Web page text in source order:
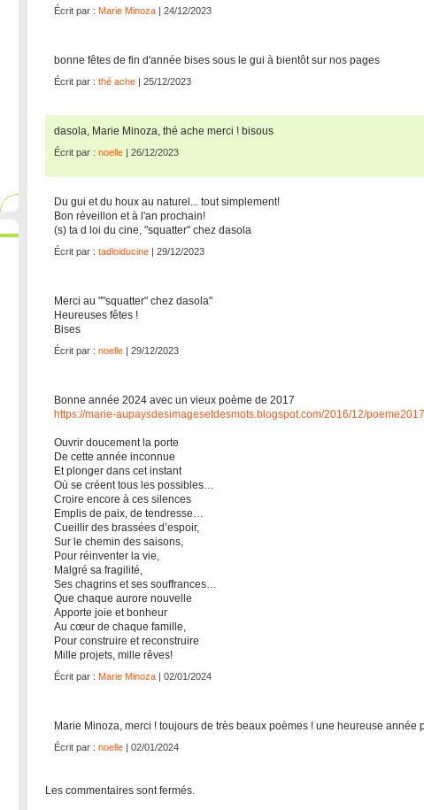
Écrit par : Marie Minoza| 24/12/2023
bonne fêtes de fin d'année bises sous le gui à bientôt sur nos pages
Écrit par : thé ache| 25/12/2023
dasola, Marie Minoza, thé ache merci ! bisous
Écrit par : noelle| 26/12/2023
Du gui et du houx au naturel... tout simplement!
Bon réveillon et à l'an prochain!
(s) ta d loi du cine, "squatter" chez dasola
Écrit par : tadloiducine| 29/12/2023
Merci au ""squatter" chez dasola"
Heureuses fêtes !
Bises
Écrit par : noelle| 29/12/2023
Bonne année 2024 avec un vieux poème de 2017
https://marie-aupaysdesimagesetdesmots.blogspot.com/2016/12/
Ouvrir doucement la porte
De cette année inconnue
Et plonger dans cet instant
Où se créent tous les possibles…
Croire encore à ces silences
Emplis de paix, de tendresse…
Cueillir des brassées d’espoir,
Sur le chemin des saisons,
Pour réinventer la vie,
Malgré sa fragilité,
Ses chagrins et ses souffrances…
Que chaque aurore nouvelle
Apporte joie et bonheur
Au cœur de chaque famille,
Pour construire et reconstruire
Mille projets, mille rêves!
Écrit par : Marie Minoza| 02/01/2024
Marie Minoza, merci ! toujours de très beaux poèmes ! une heureuse année
Écrit par : noelle| 02/01/2024
Les commentaires sont fermés.